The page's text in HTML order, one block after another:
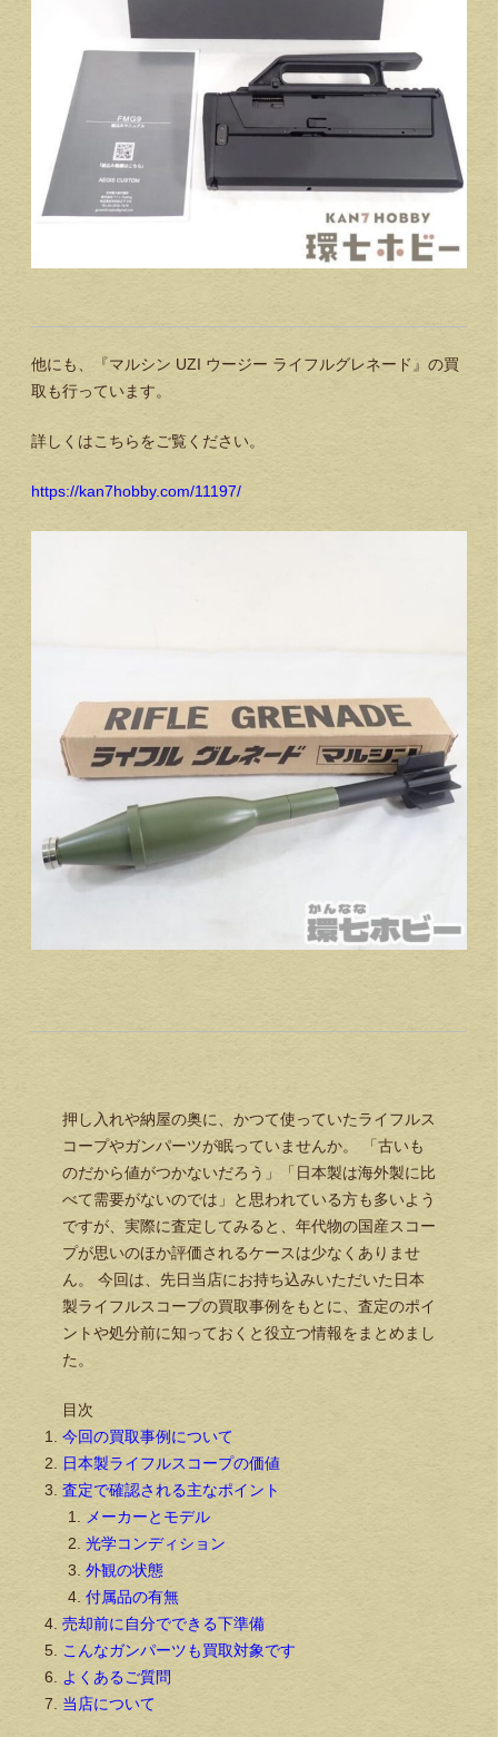
他にも、『マルシン UZI ウージー ライフルグレネード』の買
取も行っています。
詳しくはこちらをご覧ください。
https://kan7hobby.com/11197/
押し入れや納屋の奥に、かつて使っていたライフルス
コープやガンパーツが眠っていませんか。 「古いも
のだから値がつかないだろう」「日本製は海外製に比
べて需要がないのでは」と思われている方も多いよう
ですが、実際に査定してみると、年代物の国産スコー
プが思いのほか評価されるケースは少なくありませ
ん。 今回は、先日当店にお持ち込みいただいた日本
製ライフルスコープの買取事例をもとに、査定のポイ
ントや処分前に知っておくと役立つ情報をまとめまし
た。
目次
今回の買取事例について
日本製ライフルスコープの価値
査定で確認される主なポイント
メーカーとモデル
光学コンディション
外観の状態
付属品の有無
売却前に自分でできる下準備
こんなガンパーツも買取対象です
よくあるご質問
当店について